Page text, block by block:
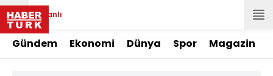
Canlı
Gündem Ekonomi Dünya Spor Magazin